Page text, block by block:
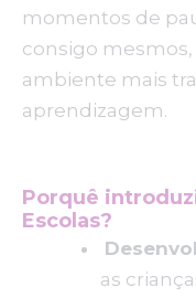
momentos de
consigo
ambiente mais
aprendizagem.
Porquê
Escolas?
as